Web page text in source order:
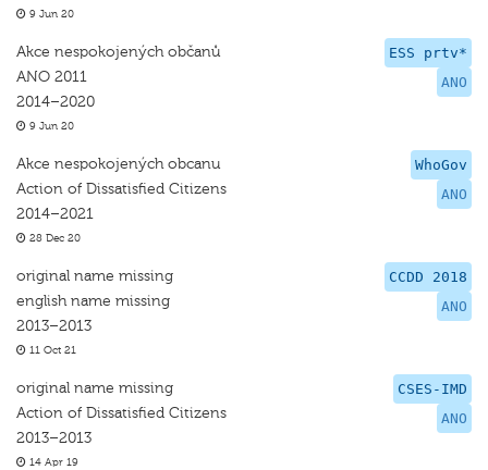
9 Jun 20
ESS prtv*
ANO
Akce nespokojených občanů
ANO 2011
2014–2020
9 Jun 20
WhoGov
ANO
Akce nespokojených obcanu
Action of Dissatisfied Citizens
2014–2021
28 Dec 20
CCDD 2018
ANO
original name missing
english name missing
2013–2013
11 Oct 21
CSES-IMD
ANO
original name missing
Action of Dissatisfied Citizens
2013–2013
14 Apr 19